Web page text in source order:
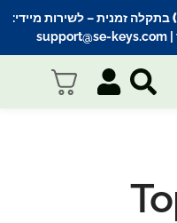
– לשירות מיידי:
support@se-keys.com